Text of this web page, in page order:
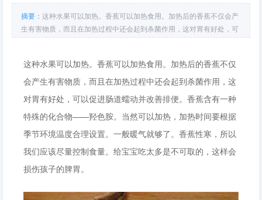
摘要： 这种水果可以加热。香蕉可以加热食用。加热后的香蕉不仅会产
生有害物质，而且在加热过程中还会起到杀菌作用，这对胃有好处，可
以促进肠道蠕动并改善排便。香蕉含有一种特殊
这种水果可以加热。香蕉可以加热食用。加热后的香蕉不仅
会产生有害物质，而且在加热过程中还会起到杀菌作用，这
对胃有好处，可以促进肠道蠕动并改善排便。香蕉含有一种
特殊的化合物——羟色胺。当然可以加热，加热时间要根据
季节环境温度合理设置。一般暖气就够了。香蕉性寒，所以
我们应该尽量控制食量。给宝宝吃太多是不可取的，这样会
损伤孩子的脾胃。